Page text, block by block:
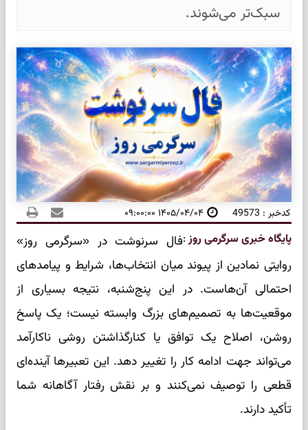
سبک‌تر می‌شوند.
کدخبر : 49573 ۱۴۰۵/۰۴/۰۴ ۰۹:۰۰:۰۰
پایگاه خبری سرگرمی روز:فال سرنوشت در «سرگرمی روز»
روایتی نمادین از پیوند میان انتخاب‌ها، شرایط و پیامدهای
احتمالی آن‌هاست. در این پنج‌شنبه، نتیجه بسیاری از
موقعیت‌ها به تصمیم‌های بزرگ وابسته نیست؛ یک پاسخ
روشن، اصلاح یک توافق یا کنارگذاشتن روشی ناکارآمد
می‌تواند جهت ادامه کار را تغییر دهد. این تعبیرها آینده‌ای
قطعی را توصیف نمی‌کنند و بر نقش رفتار آگاهانه شما
تأکید دارند.